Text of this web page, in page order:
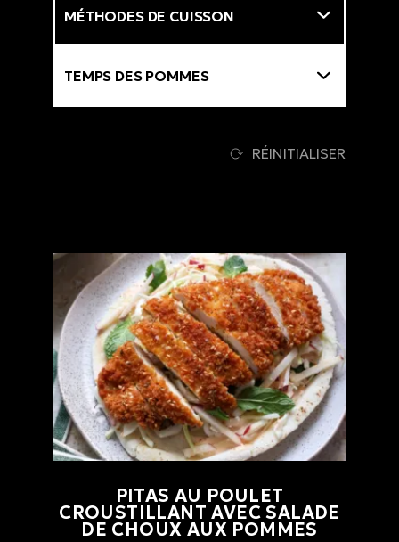
RÉINITIALISER
PITAS AU POULET
CROUSTILLANT AVEC SALADE
DE CHOUX AUX POMMES